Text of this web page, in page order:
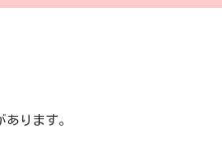
ります。